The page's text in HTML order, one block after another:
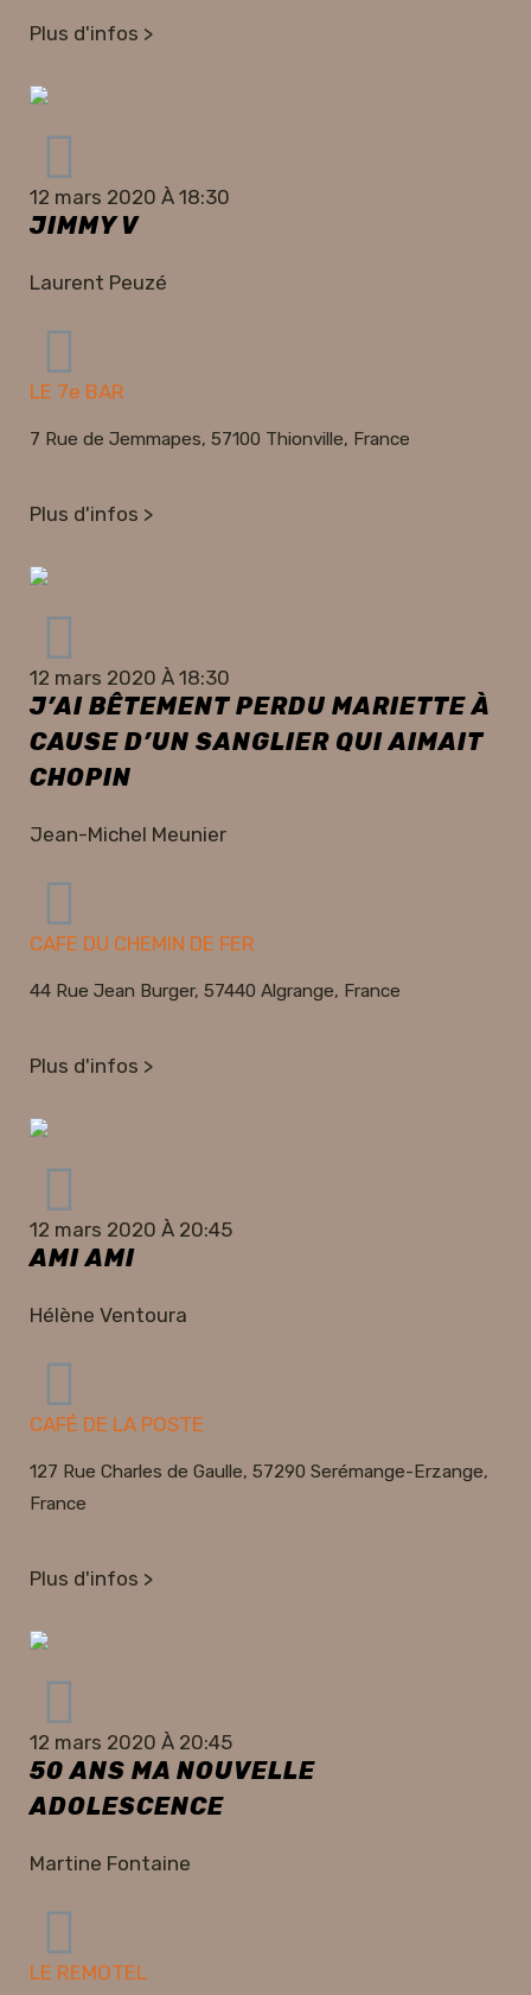
Plus d'infos >
12 mars 2020 À 18:30
JIMMY V
Laurent Peuzé
LE 7e BAR
7 Rue de Jemmapes, 57100 Thionville, France
Plus d'infos >
12 mars 2020 À 18:30
J’AI BÊTEMENT PERDU MARIETTE À
CAUSE D’UN SANGLIER QUI AIMAIT
CHOPIN
Jean-Michel Meunier
CAFE DU CHEMIN DE FER
44 Rue Jean Burger, 57440 Algrange, France
Plus d'infos >
12 mars 2020 À 20:45
AMI AMI
Hélène Ventoura
CAFÉ DE LA POSTE
127 Rue Charles de Gaulle, 57290 Serémange-Erzange,
France
Plus d'infos >
12 mars 2020 À 20:45
50 ANS MA NOUVELLE
ADOLESCENCE
Martine Fontaine
LE REMOTEL